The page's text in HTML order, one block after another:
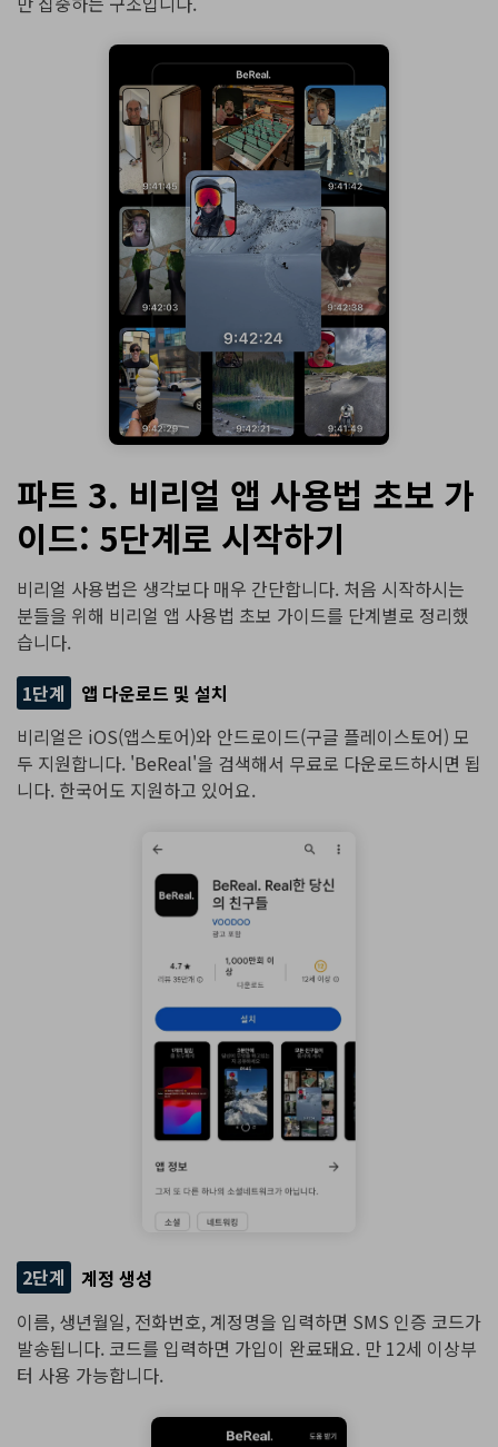
파트 3. 비리얼 앱 사용법 초보 가
이드: 5단계로 시작하기
비리얼 사용법은 생각보다 매우 간단합니다. 처음 시작하시는
분들을 위해 비리얼 앱 사용법 초보 가이드를 단계별로 정리했
습니다.
1단계
앱 다운로드 및 설치
비리얼은 iOS(앱스토어)와 안드로이드(구글 플레이스토어) 모
두 지원합니다. 'BeReal'을 검색해서 무료로 다운로드하시면 됩
니다. 한국어도 지원하고 있어요.
2단계
계정 생성
이름, 생년월일, 전화번호, 계정명을 입력하면 SMS 인증 코드가
발송됩니다. 코드를 입력하면 가입이 완료돼요. 만 12세 이상부
터 사용 가능합니다.